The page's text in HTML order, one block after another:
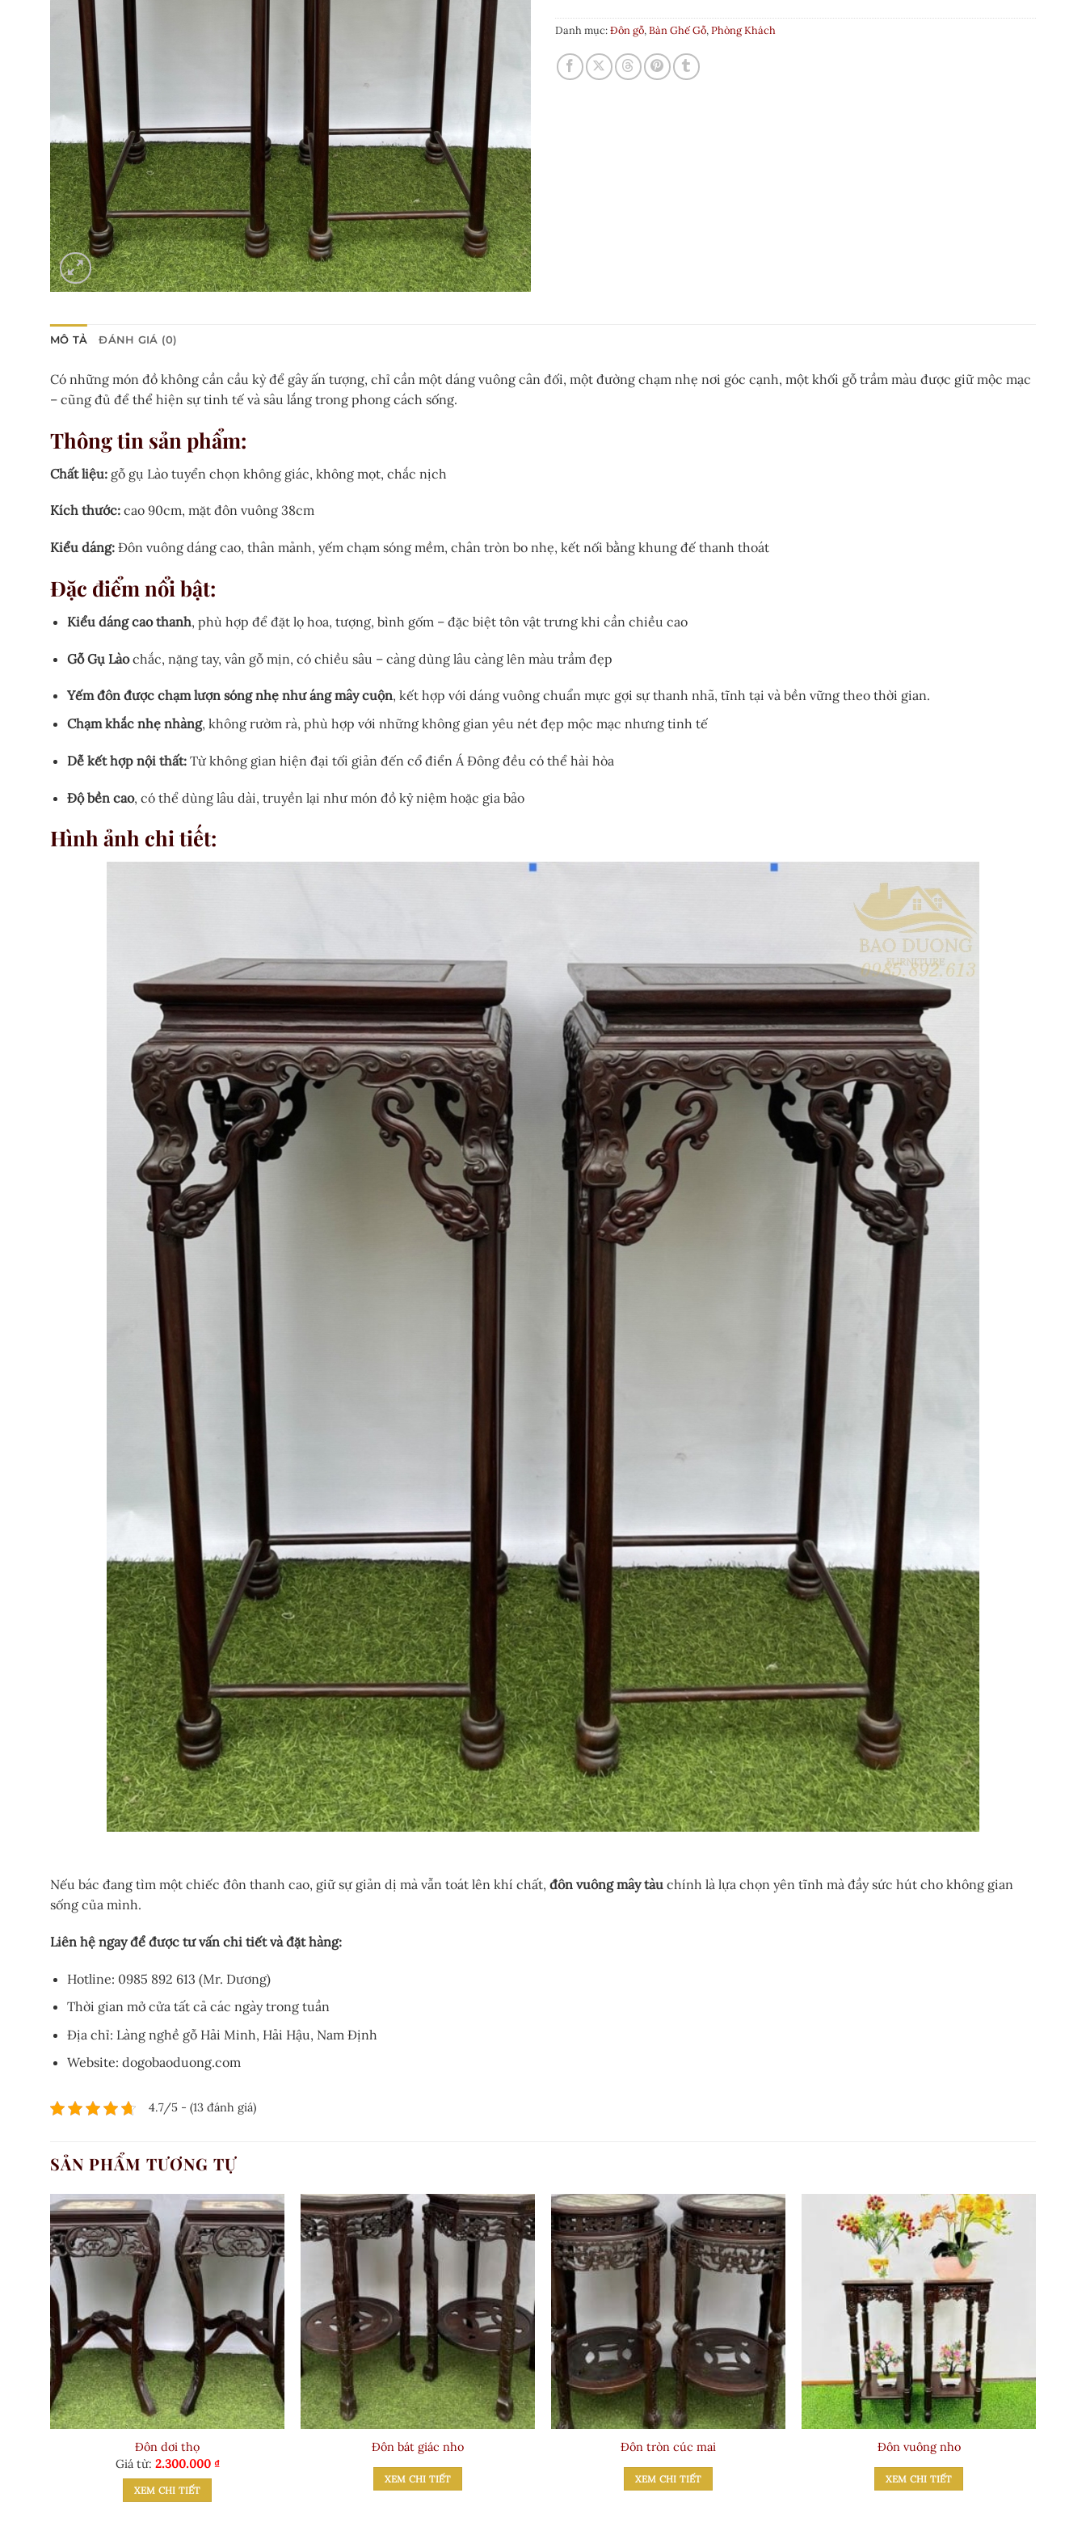
Danh mục:Đôn gỗ,Bàn Ghế Gỗ,Phòng Khách
MÔ TẢ ĐÁNH GIÁ (0)
Có những món đồ không cần cầu kỳ để gây ấn tượng, chỉ cần một dáng vuông cân đối, một đường chạm nhẹ nơi góc cạnh, một khối gỗ trầm màu được giữ mộc mạc
– cũng đủ để thể hiện sự tinh tế và sâu lắng trong phong cách sống.
Thông tin sản phẩm:
Chất liệu: gỗ gụ Lào tuyển chọn không giác, không mọt, chắc nịch
Kích thước: cao 90cm, mặt đôn vuông 38cm
Kiểu dáng: Đôn vuông dáng cao, thân mảnh, yếm chạm sóng mềm, chân tròn bo nhẹ, kết nối bằng khung đế thanh thoát
Đặc điểm nổi bật:
Kiểu dáng cao thanh, phù hợp để đặt lọ hoa, tượng, bình gốm – đặc biệt tôn vật trưng khi cần chiều cao
Gỗ Gụ Làochắc, nặng tay, vân gỗ mịn, có chiều sâu – càng dùng lâu càng lên màu trầm đẹp
Yếm đôn được chạm lượn sóng nhẹ như áng mây cuộn, kết hợp với dáng vuông chuẩn mực gợi sự thanh nhã, tĩnh tại và bền vững theo thời gian.
Chạm khắc nhẹ nhàng, không rườm rà, phù hợp với những không gian yêu nét đẹp mộc mạc nhưng tinh tế
Dễ kết hợp nội thất:Từ không gian hiện đại tối giản đến cổ điển Á Đông đều có thể hài hòa
Độ bền cao, có thể dùng lâu dài, truyền lại như món đồ kỷ niệm hoặc gia bảo
Hình ảnh chi tiết:
Nếu bác đang tìm một chiếc đôn thanh cao, giữ sự giản dị mà vẫn toát lên khí chất, đôn vuông mây tàu chính là lựa chọn yên tĩnh mà đầy sức hút cho không gian
sống của mình.
Liên hệ ngay để được tư vấn chi tiết và đặt hàng:
Hotline: 0985 892 613 (Mr. Dương)
Thời gian mở cửa tất cả các ngày trong tuần
Địa chỉ: Làng nghề gỗ Hải Minh, Hải Hậu, Nam Định
Website: dogobaoduong.com
4.7/5 - (13 đánh giá)
SẢN PHẨM TƯƠNG TỰ
Đôn dơi thọ
Giá từ: 2.300.000 ₫
XEM CHI TIẾT
Đôn bát giác nho
XEM CHI TIẾT
Đôn tròn cúc mai
XEM CHI TIẾT
Đôn vuông nho
XEM CHI TIẾT